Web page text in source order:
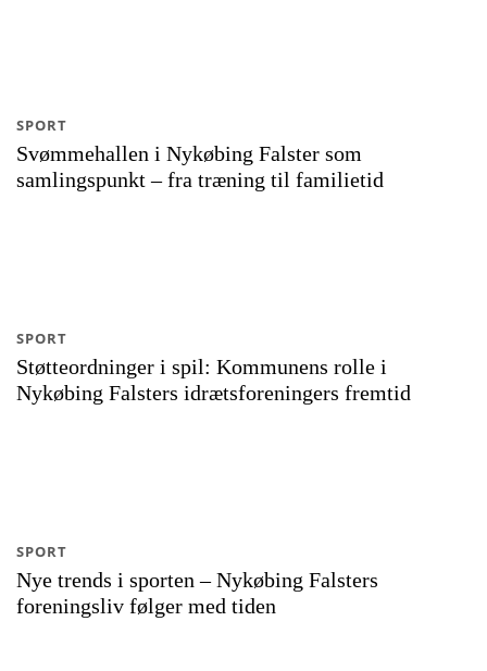
Svømmehallen i Nykøbing Falster som
samlingspunkt – fra træning til familietid
SPORT
Støtteordninger i spil: Kommunens rolle i
Nykøbing Falsters idrætsforeningers fremtid
SPORT
Nye trends i sporten – Nykøbing Falsters
foreningsliv følger med tiden
SPORT